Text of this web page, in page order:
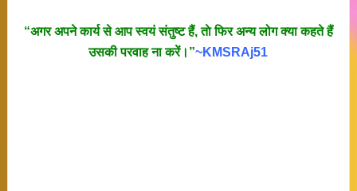
“अगर अपने कार्य से आप स्वयं संतुष्ट हैं, ताे फिर अन्य लोग क्या कहते हैं
उसकी परवाह ना करें।”~KMSRAj51